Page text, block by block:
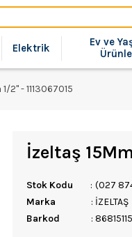
Elektrik
Ev ve
2'' - 1113067015
İzeltaş
Stok Kodu
(027
Marka
: İZELTAŞ
Barkod
: